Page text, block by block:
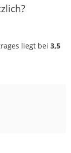
liegt bei 3,5